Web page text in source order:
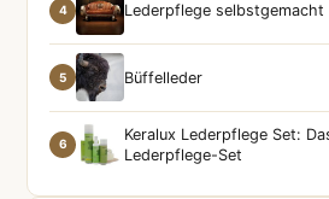
4 Lederpflege selbstgemacht
5 Büffelleder
6
Keralux Lederpflege Set:
Lederpflege-Set